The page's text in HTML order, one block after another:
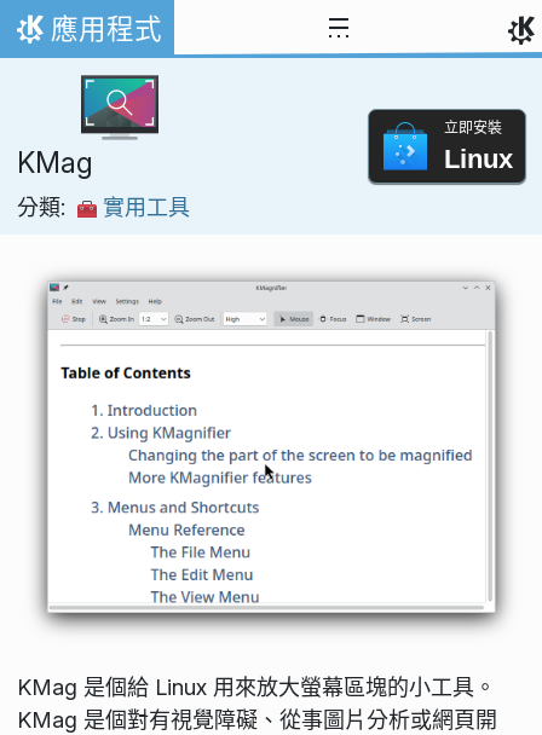
跳到內容
首頁
應用程式
KMag
分類: 實用工具
立即安裝
Linux
KMag 是個給 Linux 用來放大螢幕區塊的小工具。
KMag 是個對有視覺障礙、從事圖片分析或網頁開